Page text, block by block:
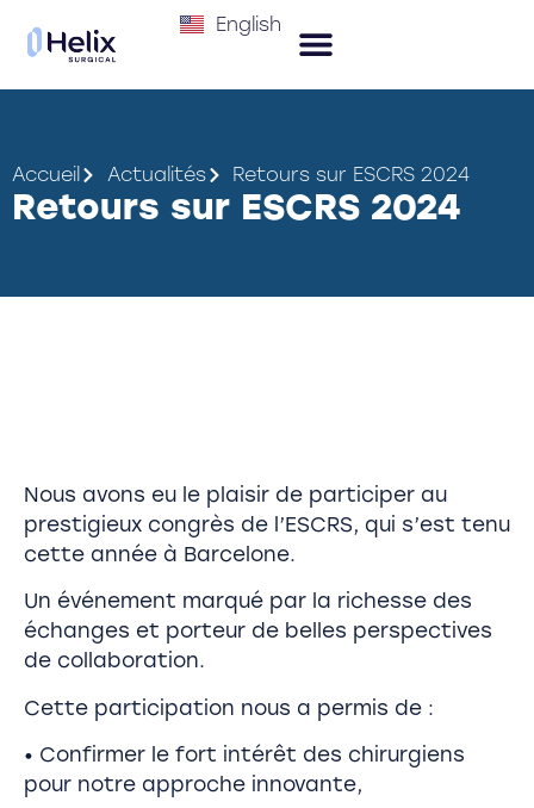
English
Accueil Actualités Retours sur ESCRS 2024
Retours sur ESCRS 2024
Nous avons eu le plaisir de participer au
prestigieux congrès de l’ESCRS, qui s’est tenu
cette année à Barcelone.
Un événement marqué par la richesse des
échanges et porteur de belles perspectives
de collaboration.
Cette participation nous a permis de :
• Confirmer le fort intérêt des chirurgiens
pour notre approche innovante,